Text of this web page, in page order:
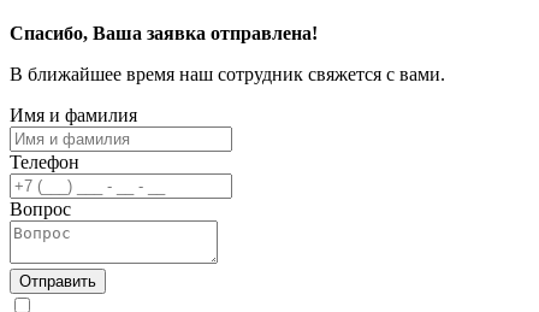
Спасибо, Ваша заявка отправлена!
В ближайшее время наш сотрудник свяжется с вами.
Имя и фамилия
Телефон
Вопрос
Отправить